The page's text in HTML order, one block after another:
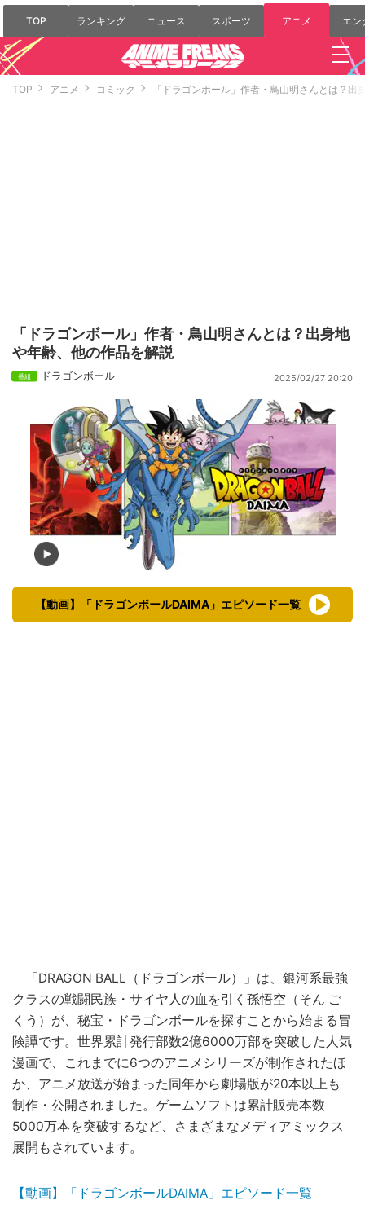
TOP ランキング ニュース スポーツ アニメ エン
TOP アニメ コミック 「ドラゴンボール」作者・鳥山明さんとは？出
「ドラゴンボール」作者・鳥山明さんとは？出身地
や年齢、他の作品を解説
ドラゴンボール 2025/02/27 20:20
【動画】「ドラゴンボールDAIMA」エピソード一覧
「DRAGON BALL（ドラゴンボール）」は、銀河系最強
クラスの戦闘民族・サイヤ人の血を引く孫悟空（そん ご
くう）が、秘宝・ドラゴンボールを探すことから始まる冒
険譚です。世界累計発行部数2億6000万部を突破した人気
漫画で、これまでに6つのアニメシリーズが制作されたほ
か、アニメ放送が始まった同年から劇場版が20本以上も
制作・公開されました。ゲームソフトは累計販売本数
5000万本を突破するなど、さまざまなメディアミックス
展開もされています。
【動画】「ドラゴンボールDAIMA」エピソード一覧